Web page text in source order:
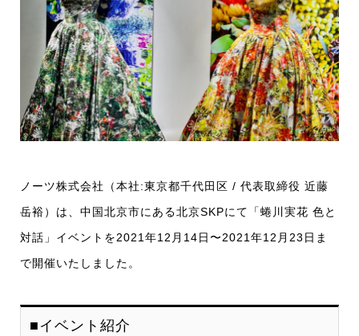
ノーツ株式会社（本社:東京都千代田区 / 代表取締役 近藤
岳裕）は、中国北京市にある北京SKPにて「蜷川実花 色と
対話」イベントを2021年12月14日〜2021年12月23日ま
で開催いたしました。
■イベント紹介